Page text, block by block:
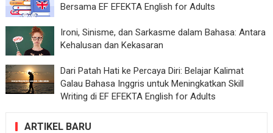
Bersama EF EFEKTA English for Adults
Ironi, Sinisme, dan Sarkasme dalam Bahasa: Antara
Kehalusan dan Kekasaran
Dari Patah Hati ke Percaya Diri: Belajar Kalimat
Galau Bahasa Inggris untuk Meningkatkan Skill
Writing di EF EFEKTA English for Adults
ARTIKEL BARU